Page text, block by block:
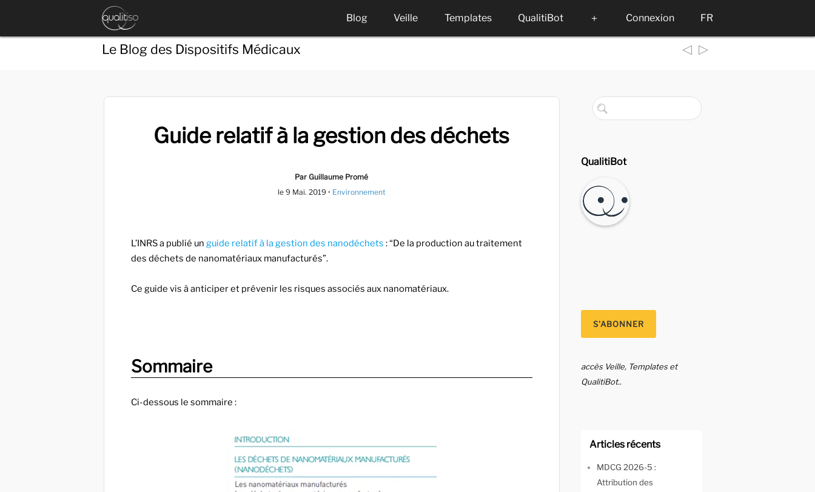
Blog Veille Templates QualitiBot ＋ Connexion FR
Le Blog des Dispositifs Médicaux ◁ ▷
Guide relatif à la gestion des déchets
Par Guillaume Promé
le 9 Mai. 2019 • Environnement
L’INRS a publié un guide relatif à la gestion des nanodéchets : “De la production au traitement
des déchets de nanomatériaux manufacturés”.
Ce guide vis à anticiper et prévenir les risques associés aux nanomatériaux.
Sommaire
Ci-dessous le sommaire :
QualitiBot
accès Veille, Templates et
QualitiBot..
Articles récents
MDCG 2026-5 :
Attribution des